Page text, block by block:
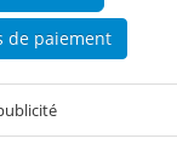
de paiement